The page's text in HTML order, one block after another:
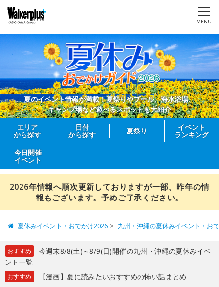
MENU
夏のイベント情報が満載！夏祭りやプール、海水浴場、
キャンプ場など遊べるスポットを大紹介
エリア
から探す
日付
から探す
夏祭り
イベント
ランキング
今日開催
イベント
2026年情報へ順次更新しておりますが一部、昨年の情
報もございます。予めご了承ください。
夏休みイベント・おでかけ2026 九州・沖縄の夏休みイベント・お
おすすめ
今週末8/8(土)～8/9(日)開催の九州・沖縄の夏休みイベ
ント一覧
おすすめ 【漫画】夏に読みたいおすすめの怖い話まとめ